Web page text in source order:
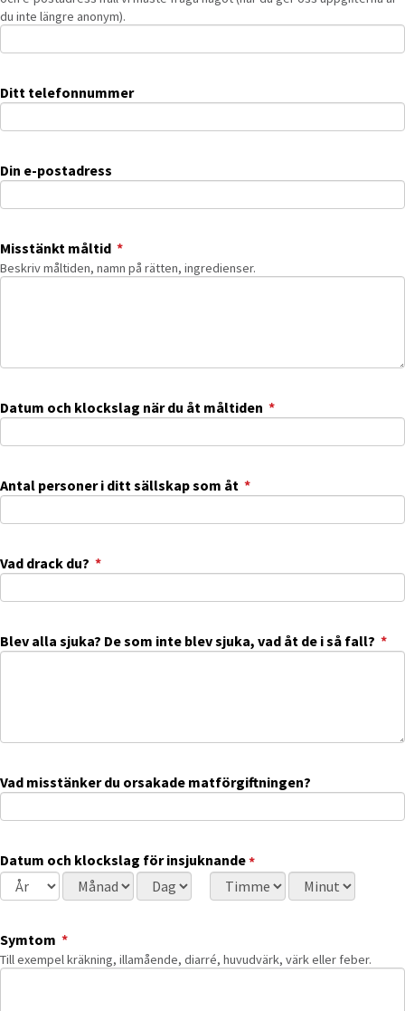
du inte längre anonym).
Ditt telefonnummer
Din e-postadress
Misstänkt måltid *(obligatorisk)
Beskriv måltiden, namn på rätten, ingredienser.
Datum och klockslag när du åt måltiden *(obligatorisk)
Antal personer i ditt sällskap som åt *(obligatorisk)
Vad drack du? *(obligatorisk)
Blev alla sjuka? De som inte blev sjuka, vad åt de i så fall? *
Vad misstänker du orsakade matförgiftningen?
Datum och klockslag för insjuknande*(obligatorisk)
Datum och klockslag för insjuknande
Välj år Välj månad Välj dag Välj timme Välj minut
Symtom *(obligatorisk)
Till exempel kräkning, illamående, diarré, huvudvärk, värk eller feber.